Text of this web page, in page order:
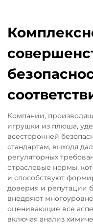
Компании,
игрушки из плюша,
всесторонней
стандартам, выходя
регуляторных
отраслевые нормы,
и способствуют
доверия и репутации
внедряют
оценивающие все
включая анализ